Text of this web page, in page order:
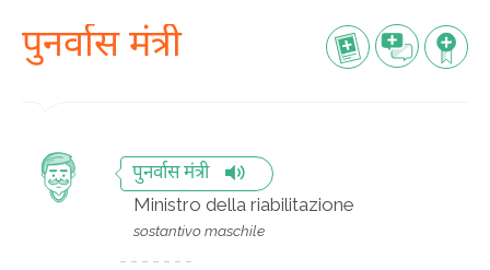
पुनर्वास मंत्री
पुनर्वास मंत्री
Ministro della riabilitazione
sostantivo maschile